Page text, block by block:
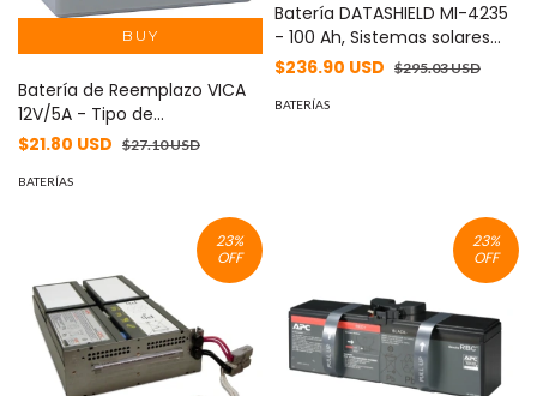
Batería de Reemplazo VICA
12V/5A - Tipo de
acumulador: Plomo/Paquete
mantenimiento - Tiempo de
$21.80 USD $27.10 USD
BATERÍAS
Batería DATASHIELD MI-4235
- 100 Ah, Sistemas solares
y/o inversores cargadores
$236.90 USD $295.03 USD
BATERÍAS
23%
OFF
23%
OFF